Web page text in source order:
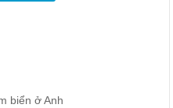
biển ở Anh